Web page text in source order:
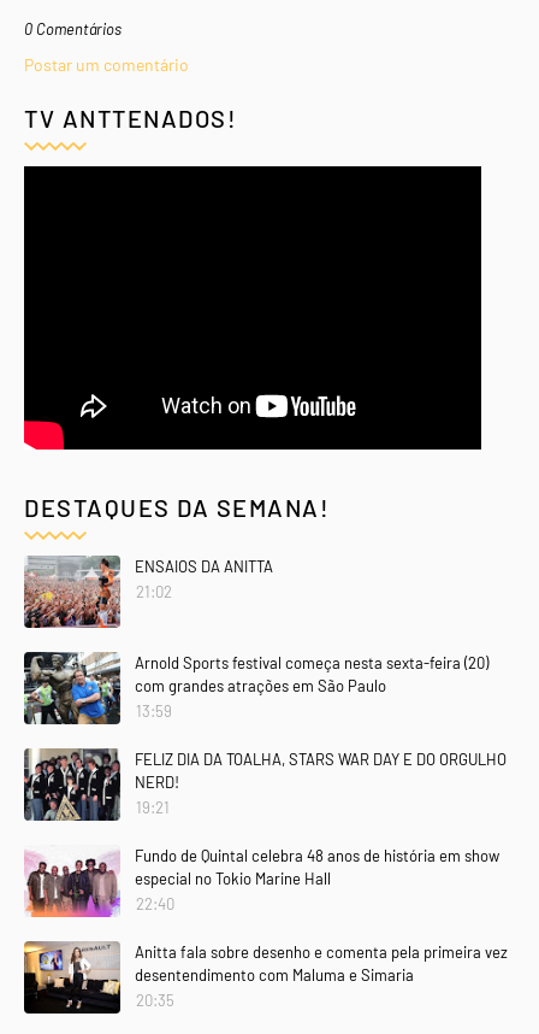
0 Comentários
Postar um comentário
TV ANTTENADOS!
DESTAQUES DA SEMANA!
ENSAIOS DA ANITTA
21:02
Arnold Sports festival começa nesta sexta-feira (20)
com grandes atrações em São Paulo
13:59
FELIZ DIA DA TOALHA, STARS WAR DAY E DO ORGULHO
NERD!
19:21
Fundo de Quintal celebra 48 anos de história em show
especial no Tokio Marine Hall
22:40
Anitta fala sobre desenho e comenta pela primeira vez
desentendimento com Maluma e Simaria
20:35